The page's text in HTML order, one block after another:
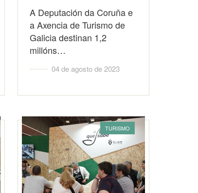
A Deputación da Coruña e
a Axencia de Turismo de
Galicia destinan 1,2
millóns…
04 de agosto de 2023
TURISMO